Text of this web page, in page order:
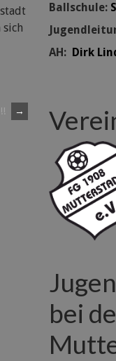
→
Ballschule:
AH: Dirk
bei